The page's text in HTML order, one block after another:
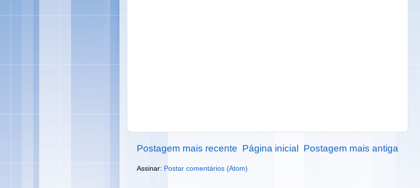
Postagem mais recente Postagem mais antiga
Página inicial
Assinar: Postar comentários (Atom)